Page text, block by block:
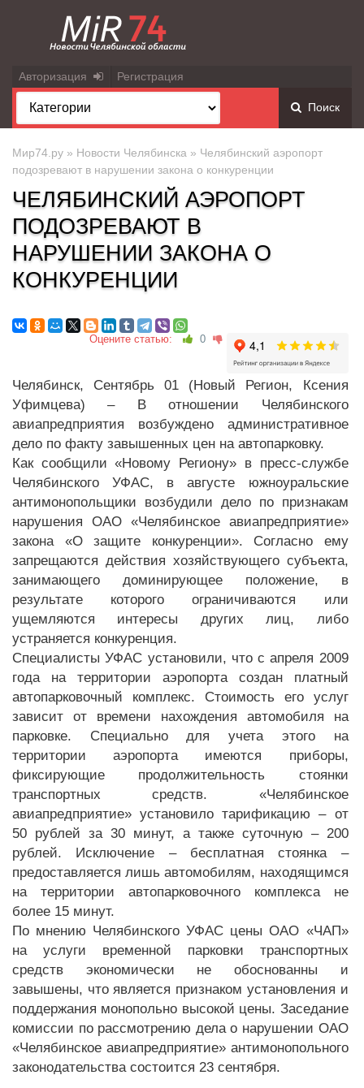
Авторизация Регистрация
Поиск
Мир74.ру » Новости Челябинска » Челябинский аэропорт
подозревают в нарушении закона о конкуренции
ЧЕЛЯБИНСКИЙ АЭРОПОРТ
ПОДОЗРЕВАЮТ В
НАРУШЕНИИ ЗАКОНА О
КОНКУРЕНЦИИ
Оцените статью: 0
Челябинск, Сентябрь 01 (Новый Регион, Ксения
Уфимцева) – В отношении Челябинского
авиапредприятия возбуждено административное
дело по факту завышенных цен на автопарковку.
Как сообщили «Новому Региону» в пресс-службе
Челябинского УФАС, в августе южноуральские
антимонопольщики возбудили дело по признакам
нарушения ОАО «Челябинское авиапредприятие»
закона «О защите конкуренции». Согласно ему
запрещаются действия хозяйствующего субъекта,
занимающего доминирующее положение, в
результате которого ограничиваются или
ущемляются интересы других лиц, либо
устраняется конкуренция.
Специалисты УФАС установили, что с апреля 2009
года на территории аэропорта создан платный
автопарковочный комплекс. Стоимость его услуг
зависит от времени нахождения автомобиля на
парковке. Специально для учета этого на
территории аэропорта имеются приборы,
фиксирующие продолжительность стоянки
транспортных средств. «Челябинское
авиапредприятие» установило тарификацию – от
50 рублей за 30 минут, а также суточную – 200
рублей. Исключение – бесплатная стоянка –
предоставляется лишь автомобилям, находящимся
на территории автопарковочного комплекса не
более 15 минут.
По мнению Челябинского УФАС цены ОАО «ЧАП»
на услуги временной парковки транспортных
средств экономически не обоснованны и
завышены, что является признаком установления и
поддержания монопольно высокой цены. Заседание
комиссии по рассмотрению дела о нарушении ОАО
«Челябинское авиапредприятие» антимонопольного
законодательства состоится 23 сентября.